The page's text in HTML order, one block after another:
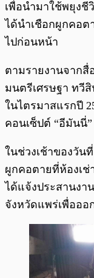
เพื่อนำมาใช้พยุงชี
ได้นำเชือกผูกคอต
ไปก่อนหน้า
ตามรายงานจากสื่
มนตรีเศรษฐา ทวี
ในไตรมาสแรกปี
คอนเซ็ปต์ “อีมันนี่”
ในช่วงเช้าของวัน
ผูกคอตายที่ห้องเช่
ได้แจ้งประสานงา
จังหวัดแพร่เพื่อออ